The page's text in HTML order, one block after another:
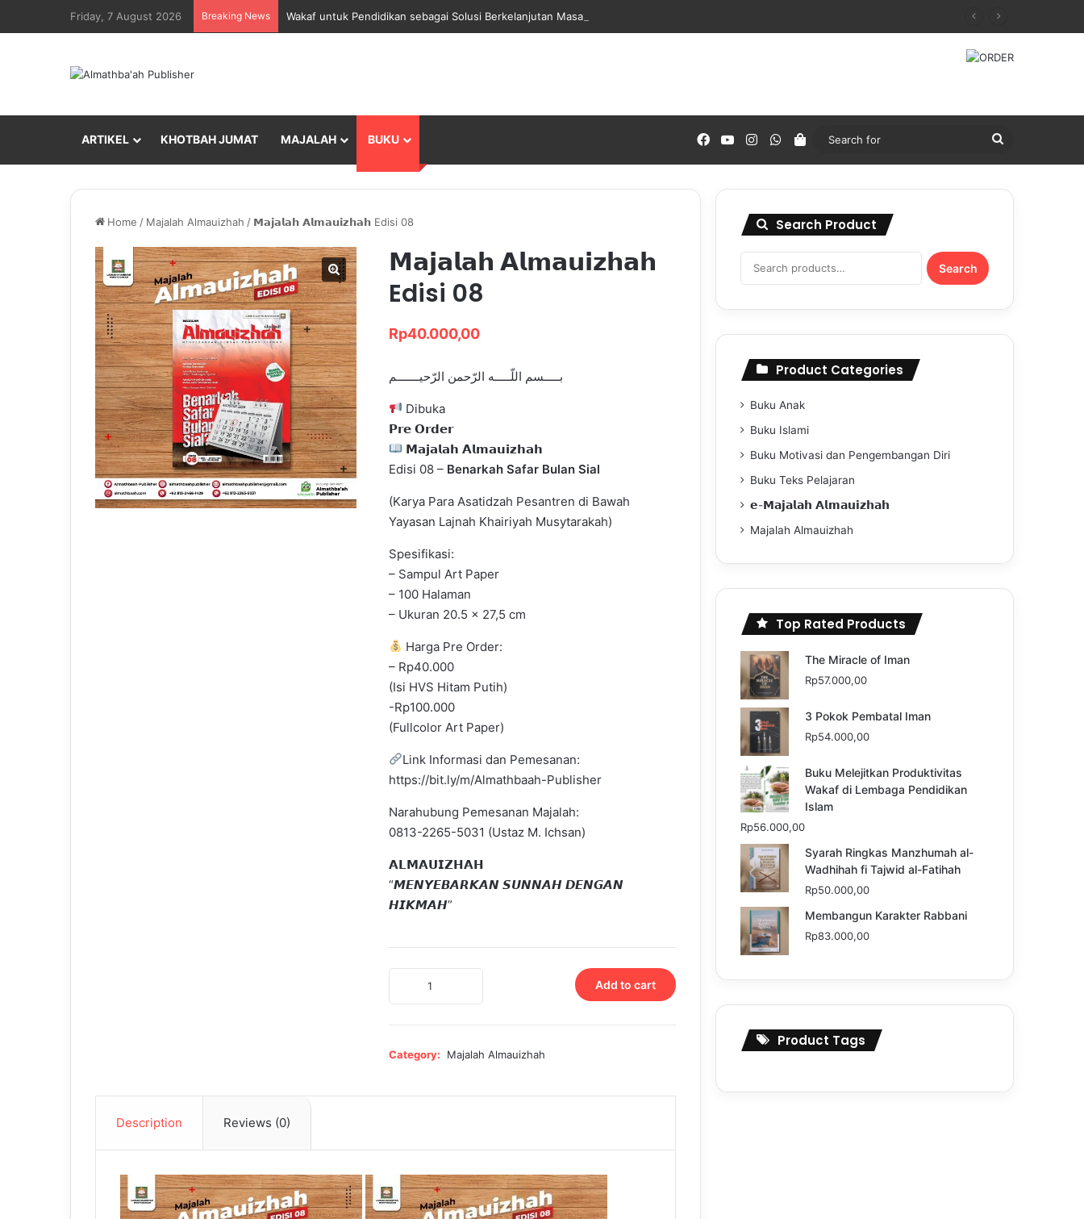
Friday, 7 August 2026 Breaking News Wakaf untuk Pendidikan sebagai Solusi Berkelanjutan Masa Depan Bangsa
ARTIKEL KHOTBAH JUMAT MAJALAH BUKU Facebook
YouTubeInstagramWhatsApp
Tokopedia
Search
for
Home / Majalah Almauizhah / 𝗠𝗮𝗷𝗮𝗹𝗮𝗵 𝗔𝗹𝗺𝗮𝘂𝗶𝘇𝗵𝗮𝗵 Edisi 08
𝗠𝗮𝗷𝗮𝗹𝗮𝗵 𝗔𝗹𝗺𝗮𝘂𝗶𝘇𝗵𝗮𝗵
Edisi 08
Rp40.000,00
بـــــسم اللّـــــه الرّحمن الرّحيـــــــم
Dibuka
𝗣𝗿𝗲 𝗢𝗿𝗱𝗲𝗿
𝗠𝗮𝗷𝗮𝗹𝗮𝗵 𝗔𝗹𝗺𝗮𝘂𝗶𝘇𝗵𝗮𝗵
Edisi 08 – Benarkah Safar Bulan Sial
(Karya Para Asatidzah Pesantren di Bawah
Yayasan Lajnah Khairiyah Musytarakah)
Spesifikasi:
– Sampul Art Paper
– 100 Halaman
– Ukuran 20.5 x 27,5 cm
Harga Pre Order:
– Rp40.000
(Isi HVS Hitam Putih)
-Rp100.000
(Fullcolor Art Paper)
Link Informasi dan Pemesanan:
https://bit.ly/m/Almathbaah-Publisher
Narahubung Pemesanan Majalah:
0813-2265-5031 (Ustaz M. Ichsan)
𝗔𝗟𝗠𝗔𝗨𝗜𝗭𝗛𝗔𝗛
“𝙈𝙀𝙉𝙔𝙀𝘽𝘼𝙍𝙆𝘼𝙉 𝙎𝙐𝙉𝙉𝘼𝙃 𝘿𝙀𝙉𝙂𝘼𝙉
𝙃𝙄𝙆𝙈𝘼𝙃”
𝗔𝗹𝗺𝗮𝘂𝗶𝘇𝗵𝗮𝗵
08
Add to cart
Category: Majalah Almauizhah
Description Reviews (0)
Search Product
for:
Search
Product Categories
Buku Anak
Buku Islami
Buku Motivasi dan Pengembangan Diri
Buku Teks Pelajaran
𝗲-𝗠𝗮𝗷𝗮𝗹𝗮𝗵 𝗔𝗹𝗺𝗮𝘂𝗶𝘇𝗵𝗮𝗵
Majalah Almauizhah
Top Rated Products
The Miracle of Iman
Rp57.000,00
3 Pokok Pembatal Iman
Rp54.000,00
Buku Melejitkan Produktivitas
Wakaf di Lembaga Pendidikan
Islam
Rp56.000,00
Syarah Ringkas Manzhumah al-
Wadhihah fi Tajwid al-Fatihah
Rp50.000,00
Membangun Karakter Rabbani
Rp83.000,00
Product Tags